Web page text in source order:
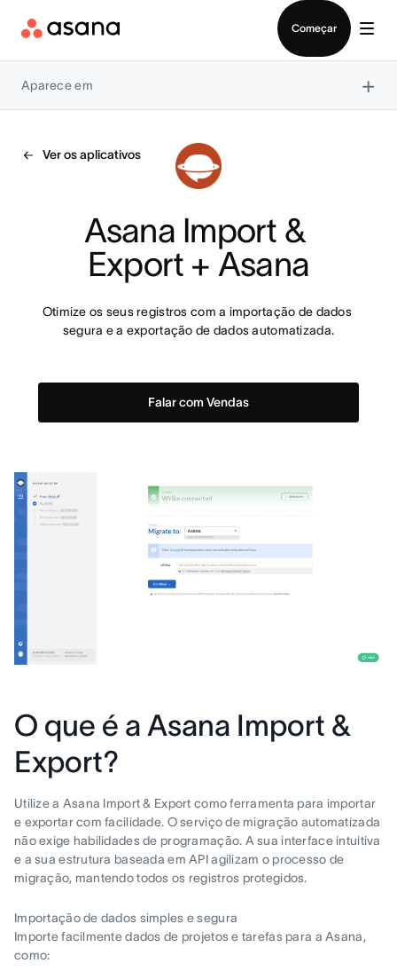
Começar
Aparece em ×
Ver os aplicativos
Asana Import &
Export + Asana
Otimize os seus registros com a importação de dados
segura e a exportação de dados automatizada.
Falar com Vendas
O que é a Asana Import &
Export?
Utilize a Asana Import & Export como ferramenta para importar
e exportar com facilidade. O serviço de migração automatizada
não exige habilidades de programação. A sua interface intuitiva
e a sua estrutura baseada em API agilizam o processo de
migração, mantendo todos os registros protegidos.
Importação de dados simples e segura
Importe facilmente dados de projetos e tarefas para a Asana,
como: